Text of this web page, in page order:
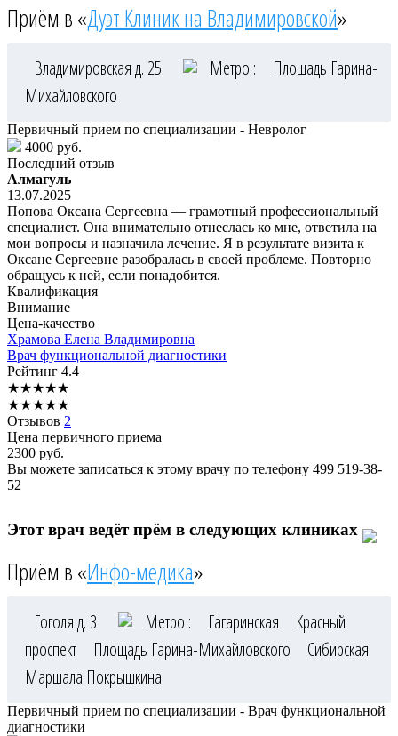
Приём в «Дуэт Клиник на Владимировской»
Владимировская д. 25 Метро :
Площадь Гарина-
Михайловского
Первичный прием по специализации - Невролог
4000 руб.
Последний отзыв
Алмагуль
13.07.2025
Попова Оксана Сергеевна — грамотный профессиональный
специалист. Она внимательно отнеслась ко мне, ответила на
мои вопросы и назначила лечение. Я в результате визита к
Оксане Сергеевне разобралась в своей проблеме. Повторно
обращусь к ней, если понадобится.
Квалификация
Внимание
Цена-качество
Храмова Елена Владимировна
Врач функциональной диагностики
Рейтинг 4.4
★★★★★
★★★★★
Отзывов 2
Цена первичного приема
2300 руб.
Вы можете записаться к этому врачу по телефону 499 519-38-
52
Этот врач ведёт прём в следующих клиниках
Приём в «Инфо-медика»
Гоголя д. 3 Метро : Гагаринская
Красный
проспект
Площадь Гарина-Михайловского
Сибирская
Маршала Покрышкина
Первичный прием по специализации - Врач функциональной
диагностики